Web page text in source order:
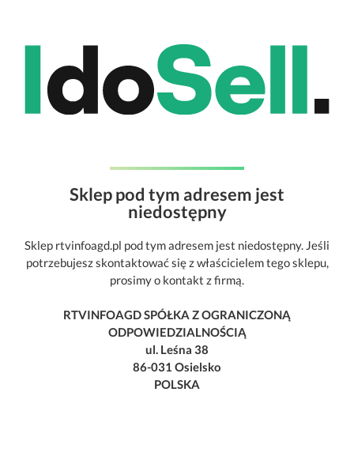
Sklep pod tym adresem jest
niedostępny
Sklep rtvinfoagd.pl pod tym adresem jest niedostępny. Jeśli
potrzebujesz skontaktować się z właścicielem tego sklepu,
prosimy o kontakt z firmą.
RTVINFOAGD SPÓŁKA Z OGRANICZONĄ
ODPOWIEDZIALNOŚCIĄ
ul. Leśna 38
86-031 Osielsko
POLSKA